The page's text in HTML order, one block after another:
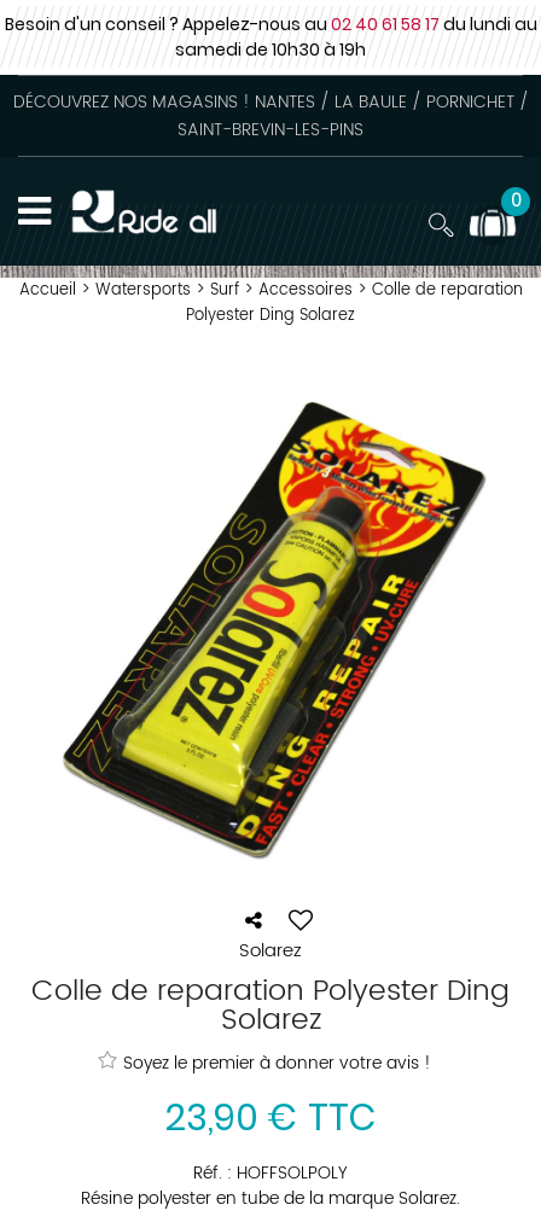
Besoin d'un conseil ? Appelez-nous au02 40 61 58 17du lundi au
samedide 10h30 à 19h
DÉCOUVREZ NOS MAGASINS ! NANTES / LA BAULE / PORNICHET /
SAINT-BREVIN-LES-PINS
0
Accueil > Watersports > Surf > Accessoires > Colle de reparation
Polyester Ding Solarez
Solarez
Colle de reparation Polyester Ding
Solarez
Soyez le premier à donner votre avis !
23,90 € TTC
Réf. : HOFFSOLPOLY
Résine polyester en tube de la marque Solarez.